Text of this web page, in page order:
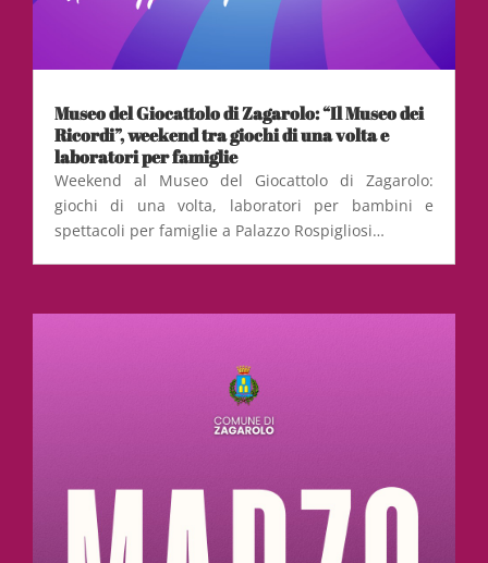
Museo del Giocattolo di Zagarolo: “Il Museo dei
Ricordi”, weekend tra giochi di una volta e
laboratori per famiglie
Weekend al Museo del Giocattolo di Zagarolo:
giochi di una volta, laboratori per bambini e
spettacoli per famiglie a Palazzo Rospigliosi…